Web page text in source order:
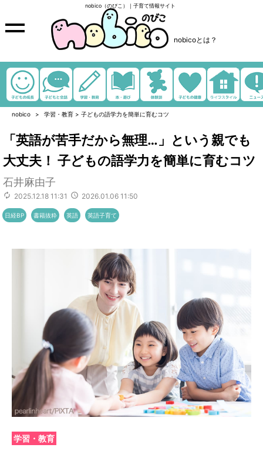
nobico（のびこ）｜子育て情報サイト
nobicoとは？
nobico 学習・教育 > 子どもの語学力を簡単に育むコツ
「英語が苦手だから無理…」という親でも
大丈夫！ 子どもの語学力を簡単に育むコツ
石井麻由子
2025.12.18 11:31 2026.01.06 11:50
日経BP 書籍抜粋 英語 英語子育て
学習・教育